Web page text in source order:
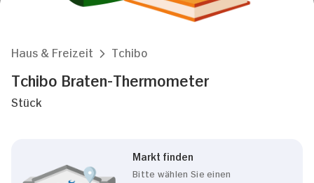
Haus & Freizeit Tchibo
Tchibo Braten-Thermometer
Stück
Markt finden
Bitte wählen Sie einen